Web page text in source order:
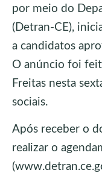
por meio do
(Detran-CE),
a candidatos
O anúncio foi
Freitas nesta
sociais.
Após receber o
realizar o